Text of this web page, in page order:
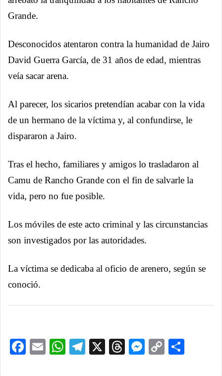
Grande.
Desconocidos atentaron contra la humanidad de Jairo
David Guerra García, de 31 años de edad, mientras
veía sacar arena.
Al parecer, los sicarios pretendían acabar con la vida
de un hermano de la víctima y, al confundirse, le
dispararon a Jairo.
Tras el hecho, familiares y amigos lo trasladaron al
Camu de Rancho Grande con el fin de salvarle la
vida, pero no fue posible.
Los móviles de este acto criminal y las circunstancias
son investigados por las autoridades.
La víctima se dedicaba al oficio de arenero, según se
conoció.
Facebook
EmailWhatsApp
Telegram
X ThreadsCopy